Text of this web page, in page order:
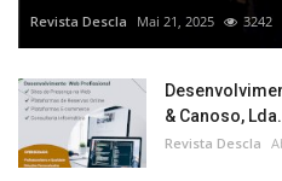
Revista Descla Mai 21, 2025 3242
& Canoso, Lda.
Revista Descla